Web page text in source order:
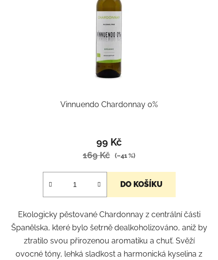
Vinnuendo Chardonnay 0%
99 Kč
169 Kč (–41 %)
DO KOŠÍKU
Ekologicky pěstované Chardonnay z centrální části
Španělska, které bylo šetrně dealkoholizováno, aniž by
ztratilo svou přirozenou aromatiku a chuť. Svěží
ovocné tóny, lehká sladkost a harmonická kyselina z